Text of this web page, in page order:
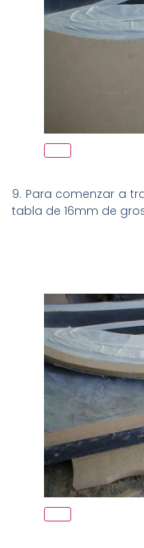
9. Para comenzar a
tabla de 16mm de